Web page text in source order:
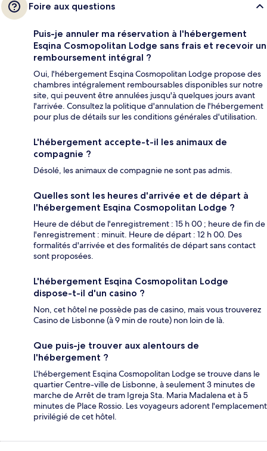
Foire aux questions
Puis-je annuler ma réservation à l'hébergement
Esqina Cosmopolitan Lodge sans frais et recevoir un
remboursement intégral ?
Oui, l'hébergement Esqina Cosmopolitan Lodge propose des
chambres intégralement remboursables disponibles sur notre
site, qui peuvent être annulées jusqu'à quelques jours avant
l'arrivée. Consultez la politique d'annulation de l'hébergement
pour plus de détails sur les conditions générales d'utilisation.
L'hébergement accepte-t-il les animaux de
compagnie ?
Désolé, les animaux de compagnie ne sont pas admis.
Quelles sont les heures d'arrivée et de départ à
l'hébergement Esqina Cosmopolitan Lodge ?
Heure de début de l'enregistrement : 15 h 00 ; heure de fin de
l'enregistrement : minuit. Heure de départ : 12 h 00. Des
formalités d'arrivée et des formalités de départ sans contact
sont proposées.
L'hébergement Esqina Cosmopolitan Lodge
dispose-t-il d'un casino ?
Non, cet hôtel ne possède pas de casino, mais vous trouverez
Casino de Lisbonne (à 9 min de route) non loin de là.
Que puis-je trouver aux alentours de
l'hébergement ?
L'hébergement Esqina Cosmopolitan Lodge se trouve dans le
quartier Centre-ville de Lisbonne, à seulement 3 minutes de
marche de Arrêt de tram Igreja Sta. Maria Madalena et à 5
minutes de Place Rossio. Les voyageurs adorent l'emplacement
privilégié de cet hôtel.